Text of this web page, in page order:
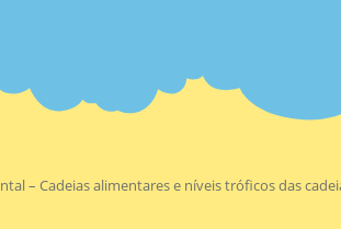
– Cadeias alimentares e níveis tróficos das